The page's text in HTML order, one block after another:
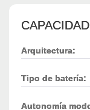
Arquitectura:
Tipo de batería:
Autonomía